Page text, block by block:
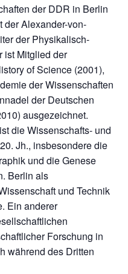
der DDR in Berlin
der Alexander-von-
der Physikalisch-
ist Mitglied der
of Science (2001),
der Wissenschaften
der Deutschen
ausgezeichnet.
die Wissenschafts- und
Jh., insbesondere die
und die Genese
Berlin als
und Technik
Ein anderer
Forschung in
während des Dritten